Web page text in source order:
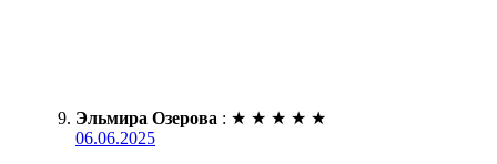
Эльмира Озерова : ★ ★ ★ ★ ★
06.06.2025